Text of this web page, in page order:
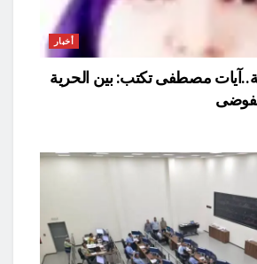
أخبار
مصطفى تكتب: بين الحرية